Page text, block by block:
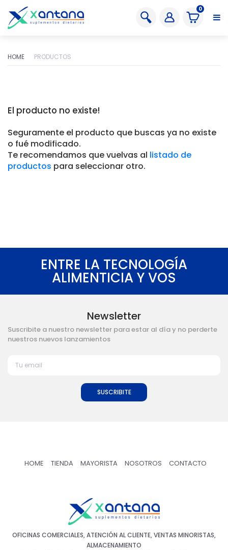
0
HOME PRODUCTOS
El producto no existe!
Seguramente el producto que buscas ya no existe
o fué modificado.
Te recomendamos que vuelvas al listado de
productos para seleccionar otro.
ENTRE LA TECNOLOGÍA
ALIMENTICIA Y VOS
Newsletter
Suscribite a nuestro newsletter para estar al día y no perderte
nuestros nuevos lanzamientos
SUSCRIBITE
HOME TIENDA MAYORISTA NOSOTROS CONTACTO
OFICINAS COMERCIALES, ATENCIÓN AL CLIENTE, VENTAS MINORISTAS,
ALMACENAMIENTO